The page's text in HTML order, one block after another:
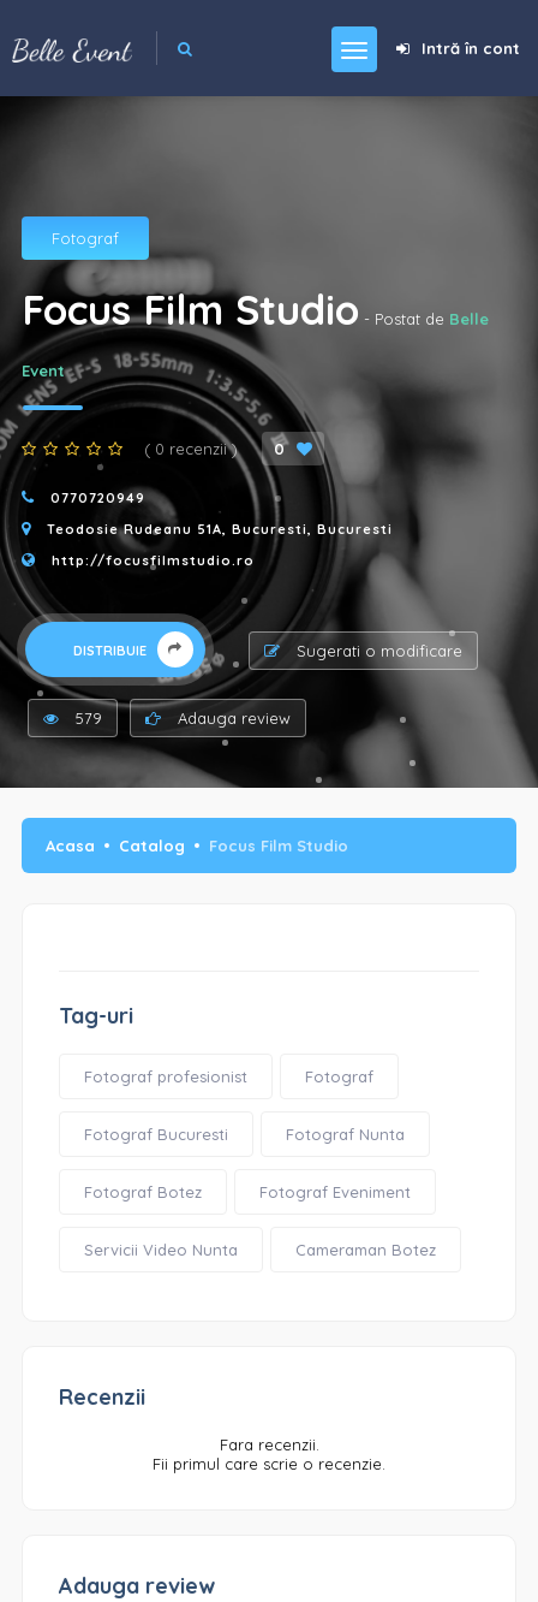
Intră în cont
Fotograf
Focus Film Studio - Postat de Belle
Event
( 0 recenzii ) 0
0770720949
Teodosie Rudeanu 51A, Bucuresti, Bucuresti
http://focusfilmstudio.ro
579 Adauga review
Sugerati o modificare
DISTRIBUIE
Acasa Catalog Focus Film Studio
Tag-uri
Fotograf profesionist Fotograf
Fotograf Bucuresti Fotograf Nunta
Fotograf Botez Fotograf Eveniment
Servicii Video Nunta Cameraman Botez
Recenzii
Fara recenzii.
Fii primul care scrie o recenzie.
Adauga review